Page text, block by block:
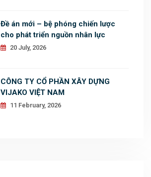
Đề án mới – bệ phóng chiến lược
cho phát triển nguồn nhân lực
20 July, 2026
CÔNG TY CỔ PHẦN XÂY DỰNG
VIJAKO VIỆT NAM
11 February, 2026